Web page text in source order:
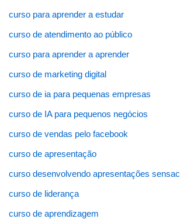
curso para aprender a estudar
curso de atendimento ao público
curso para aprender a aprender
curso de marketing digital
curso de ia para pequenas empresas
curso de IA para pequenos negócios
curso de vendas pelo facebook
curso de apresentação
curso desenvolvendo apresentações
curso de liderança
curso de aprendizagem